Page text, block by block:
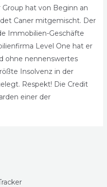
hat von Beginn an
Caner mitgemischt. Der
Immobilien-Geschäfte
Level One hat er
ohne nennenswertes
Insolvenz in der
Respekt! Die Credit
einer der